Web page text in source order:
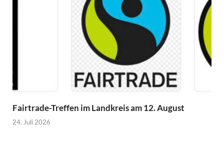
Fairtrade-Treffen im Landkreis am 12. August
24. Juli 2026